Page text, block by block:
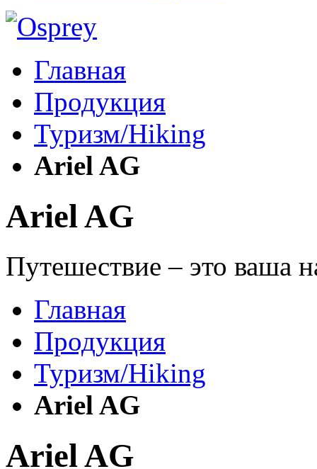
Главная
Продукция
Туризм/Hiking
Ariel AG
Ariel AG
Путешествие – это ваша
Главная
Продукция
Туризм/Hiking
Ariel AG
Ariel AG